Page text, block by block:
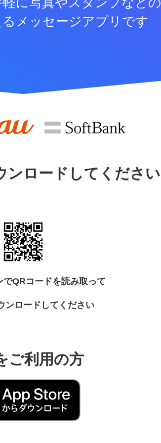
メッセージアプリです
ンロードしてください
でQRコードを読み取って
ンロードしてください
ご利用の方